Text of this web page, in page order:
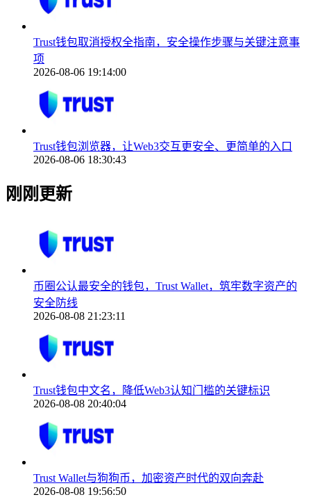
Trust钱包取消授权全指南，安全操作步骤与关键注意事
项
2026-08-06 19:14:00
Trust钱包浏览器，让Web3交互更安全、更简单的入口
2026-08-06 18:30:43
刚刚更新
币圈公认最安全的钱包，Trust Wallet，筑牢数字资产的
安全防线
2026-08-08 21:23:11
Trust钱包中文名，降低Web3认知门槛的关键标识
2026-08-08 20:40:04
Trust Wallet与狗狗币，加密资产时代的双向奔赴
2026-08-08 19:56:50